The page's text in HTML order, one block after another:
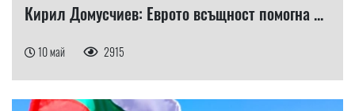
Кирил Домусчиев: Еврото всъщност помогна ...
10 май 2915